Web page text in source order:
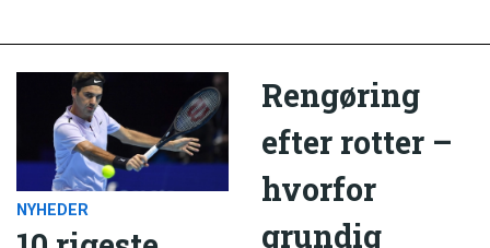
NYHEDER
Rengøring
efter rotter –
hvorfor
grundig